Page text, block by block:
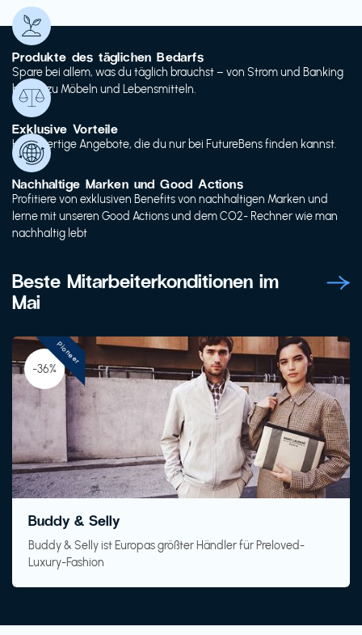
Produkte des täglichen Bedarfs
Spare bei allem, was du täglich brauchst – von Strom und Banking
bis hin zu Möbeln und Lebensmitteln.
Exklusive Vorteile
Hochwertige Angebote, die du nur bei FutureBens finden kannst.
Nachhaltige Marken und Good Actions
Profitiere von exklusiven Benefits von nachhaltigen Marken und
lerne mit unseren Good Actions und dem CO2- Rechner wie man
nachhaltig lebt
Beste Mitarbeiterkonditionen im
Mai
-36%
Buddy & Selly
Buddy & Selly ist Europas größter Händler für Preloved-
Luxury-Fashion
Pioneer